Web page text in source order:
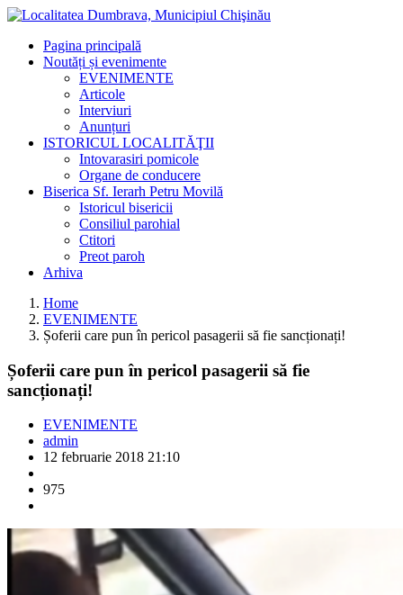
Pagina principală
Noutăți și evenimente
EVENIMENTE
Articole
Interviuri
Anunțuri
ISTORICUL LOCALITĂŢII
Intovarasiri pomicole
Organe de conducere
Biserica Sf. Ierarh Petru Movilă
Istoricul bisericii
Consiliul parohial
Ctitori
Preot paroh
Arhiva
Home
EVENIMENTE
Șoferii care pun în pericol pasagerii să fie sancționați!
Șoferii care pun în pericol pasagerii să fie
sancționați!
EVENIMENTE
admin
12 februarie 2018 21:10
975